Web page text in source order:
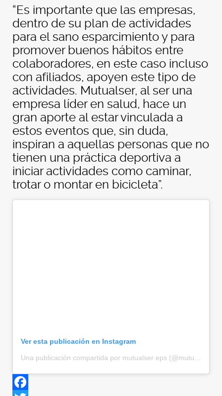
“Es importante que las empresas,
dentro de su plan de actividades
para el sano esparcimiento y para
promover buenos hábitos entre
colaboradores, en este caso incluso
con afiliados, apoyen este tipo de
actividades. Mutualser, al ser una
empresa líder en salud, hace un
gran aporte al estar vinculada a
estos eventos que, sin duda,
inspiran a aquellas personas que no
tienen una práctica deportiva a
iniciar actividades como caminar,
trotar o montar en bicicleta”.
Ver esta publicación en Instagram